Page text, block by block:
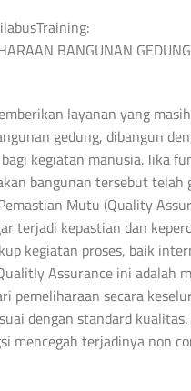
BANGUNAN GEDUNG
layanan yang
gedung, dibangun
kegiatan manusia. Jika
bangunan tersebut telah
Mutu (Quality
terjadi kepastian dan
kegiatan proses, baik
Assurance ini adalah
pemeliharaan secara
dengan standard
mencegah terjadinya non